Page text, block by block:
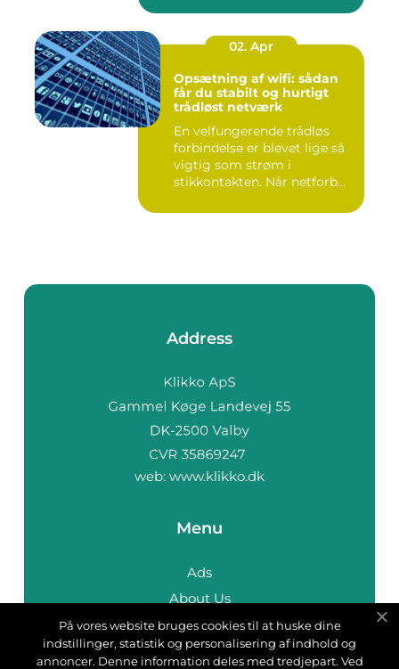
02. Apr
Opsætning af wifi: sådan
får du stabilt og hurtigt
trådløst netværk
En velfungerende trådløs
forbindelse er blevet lige så
vigtig som strøm i
stikkontakten. Når netforb...
Address
web: www.klikko.dk
Menu
Ads
About Us
Cookies
Contact
På vores website bruges cookies til at huske dine
indstillinger, statistik og personalisering af indhold og
annoncer. Denne information deles med tredjepart. Ved